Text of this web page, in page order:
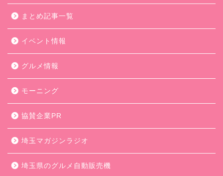
まとめ記事一覧
イベント情報
グルメ情報
モーニング
協賛企業PR
埼玉マガジンラジオ
埼玉県のグルメ自動販売機